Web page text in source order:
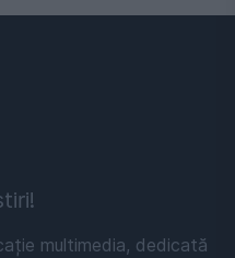
multimedia, dedicată